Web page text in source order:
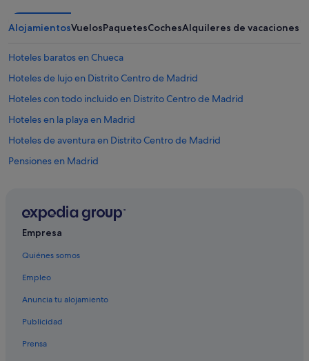
condiciones
adicionales.
AlojamientosVuelosPaquetesCochesAlquileres de vacaciones
Hoteles baratos en Chueca
Hoteles de lujo en Distrito Centro de Madrid
Hoteles con todo incluido en Distrito Centro de Madrid
Hoteles en la playa en Madrid
Hoteles de aventura en Distrito Centro de Madrid
Pensiones en Madrid
Casas privadas de vacaciones en Comunidad de Madrid
Hoteles de 4 estrellas en Madrid
Hoteles LGTBQIA en Madrid
Justicia hoteles
Melia hoteles en Madrid
Empresa
Quiénes somos
Empleo
Anuncia tu alojamiento
Publicidad
Prensa